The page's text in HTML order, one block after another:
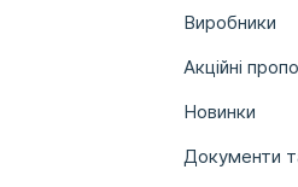
Виробники
Акційні
Новинки
Документи